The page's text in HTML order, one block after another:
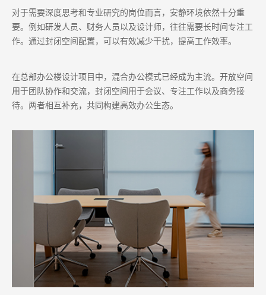
对于需要深度思考和专业研究的岗位而言，安静环境依然十分重
要。例如研发人员、财务人员以及设计师，往往需要长时间专注工
作。通过封闭空间配置，可以有效减少干扰，提高工作效率。
在总部办公楼设计项目中，混合办公模式已经成为主流。开放空间
用于团队协作和交流，封闭空间用于会议、专注工作以及商务接
待。两者相互补充，共同构建高效办公生态。